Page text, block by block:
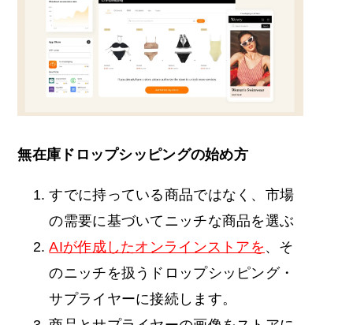
無在庫 ドロップシッピングの始め方
すでに持っている商品ではなく、市場
の需要に基づいてニッチな商品を選ぶ
AIが作成したオンラインストアを 、そ
のニッチを扱うドロップシッピング・
サプライヤーに接続します。